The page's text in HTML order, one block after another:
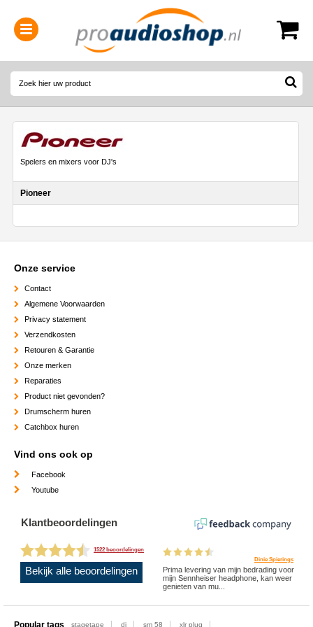
0314-364515
Spelers en mixers voor DJ's
Pioneer
Onze service
Contact
Algemene Voorwaarden
Privacy statement
Verzendkosten
Retouren & Garantie
Onze merken
Reparaties
Product niet gevonden?
Drumscherm huren
Catchbox huren
Vind ons ook op
Facebook
Youtube
Klantbeoordelingen
1522 beoordelingen
Bekijk alle beoordelingen
Dinie Spierings
Prima levering van mijn bedrading voor
mijn Sennheiser headphone, kan weer
genieten van mu...
Popular tags stagetape dj sm 58 xlr plug